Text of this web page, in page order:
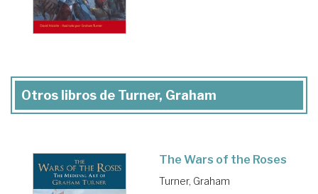
Otros libros de Turner, Graham
The Wars of the Roses
Turner, Graham